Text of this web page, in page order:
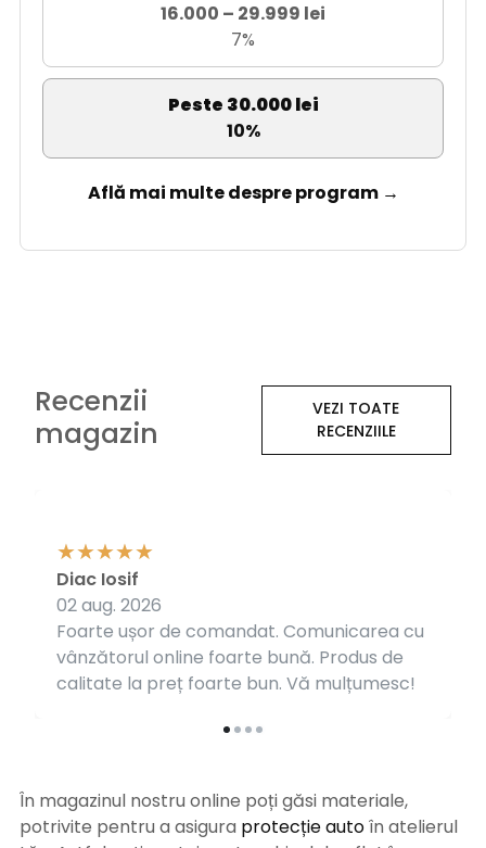
16.000 – 29.999 lei
7%
Peste 30.000 lei
10%
Află mai multe despre program →
Recenzii
magazin
VEZI TOATE
RECENZIILE
Foarte ușor de comandat. Comunicarea cu
vânzătorul online foarte bună. Produs de
calitate la preț foarte bun. Vă mulțumesc!
Diac Iosif
02 aug. 2026
În magazinul nostru online poți găsi materiale,
potrivite pentru a asigura protecție autoîn atelierul